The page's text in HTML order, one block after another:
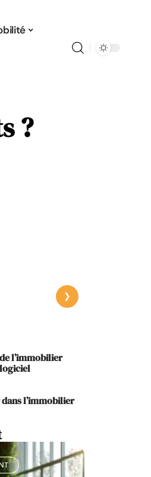
?
l’immobilier
l’immobilier